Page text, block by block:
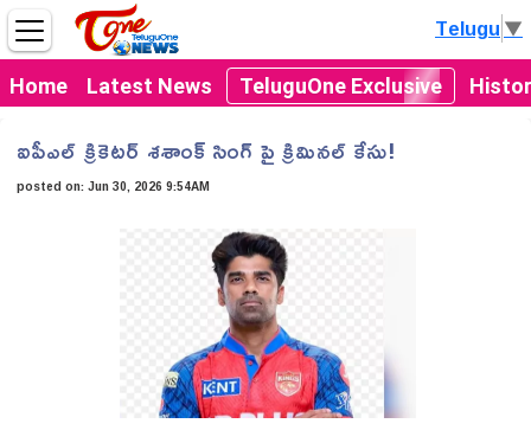
Home Latest News TeluguOne Exclusive
Telugu▼
ఐపీఎల్ క్రికెటర్ శశాంక్ సింగ్ పై క్రిమినల్ కేసు!
posted on:Jun 30, 2026 9:54AM